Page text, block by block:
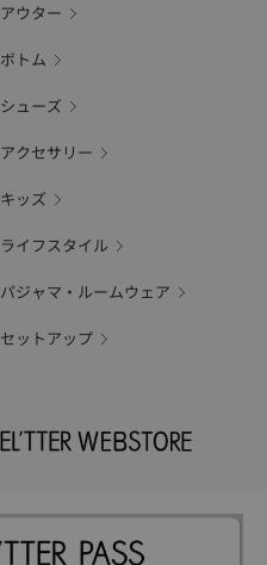
アウター
ボトム
シューズ
アクセサリー
キッズ
ライフスタイル
パジャマ・ルームウェア
セットアップ